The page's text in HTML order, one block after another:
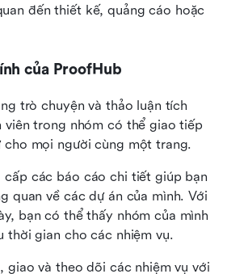
đến thiết kế, quảng cáo hoặc
của ProofHub
trò chuyện và thảo luận tích
viên trong nhóm có thể giao tiếp
cho mọi người cùng một trang.
cấp các báo cáo chi tiết giúp bạn
quan về các dự án của mình. Với
bạn có thể thấy nhóm của mình
thời gian cho các nhiệm vụ.
giao và theo dõi các nhiệm vụ với